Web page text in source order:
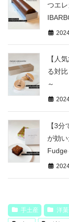
つエ
【人
る対
～
【3
が効
Fudge
手土産 洋